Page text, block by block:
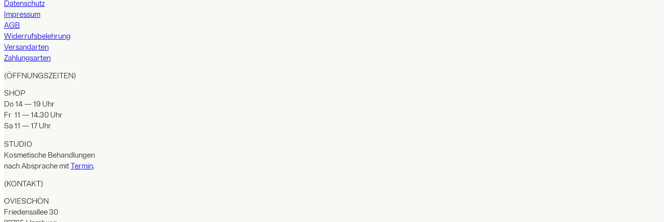
Datenschutz
Impressum
AGB
Widerrufsbelehrung
Versandarten
Zahlungsarten
(ÖFFNUNGSZEITEN)
SHOP
Do 14 — 19 Uhr
Fr 11 — 14.30 Uhr
Sa 11 — 17 Uhr
STUDIO
Kosmetische Behandlungen
nach Absprache mitTermin.
(KONTAKT)
OVIESCHÖN
Friedensallee 30